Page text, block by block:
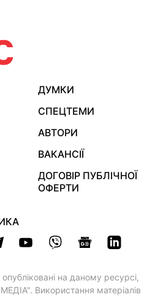
ДУМКИ
СПЕЦТЕМИ
АВТОРИ
ВАКАНСІЇ
ДОГОВІР ПУБЛІЧНОЇ
ОФЕРТИ
на даному ресурсі,
Використання матеріалів